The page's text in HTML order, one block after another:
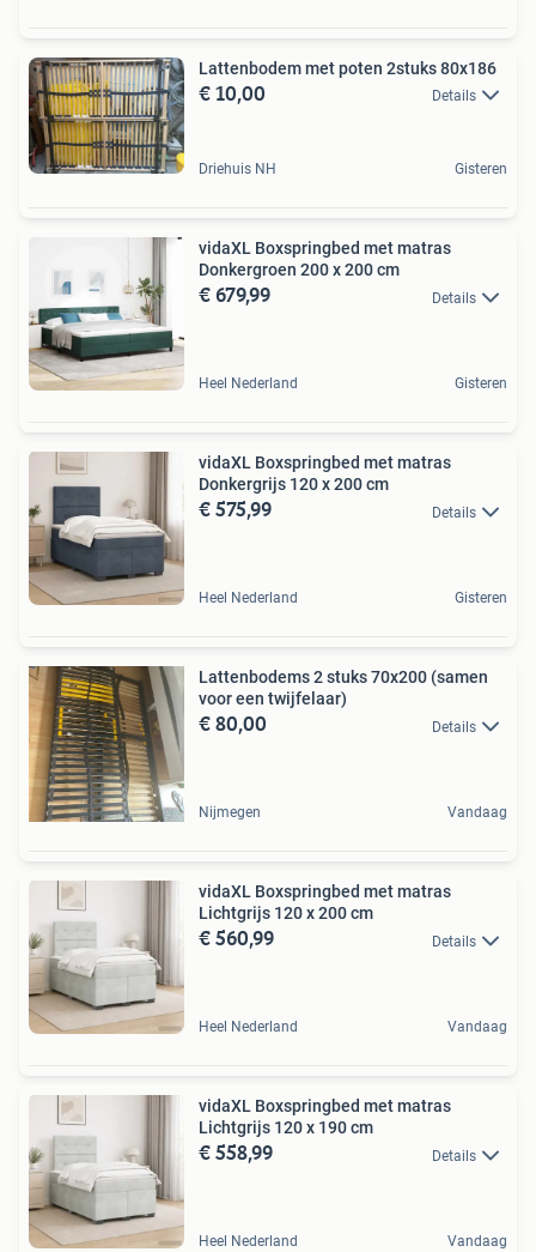
Lattenbodem met poten 2stuks 80x186
€ 10,00 Details
Driehuis NH Gisteren
vidaXL Boxspringbed met matras
Donkergroen 200 x 200 cm
€ 679,99 Details
Heel Nederland Gisteren
vidaXL Boxspringbed met matras
Donkergrijs 120 x 200 cm
€ 575,99 Details
Heel Nederland Gisteren
Lattenbodems 2 stuks 70x200 (samen
voor een twijfelaar)
€ 80,00 Details
Nijmegen Vandaag
vidaXL Boxspringbed met matras
Lichtgrijs 120 x 200 cm
€ 560,99 Details
Heel Nederland Vandaag
vidaXL Boxspringbed met matras
Lichtgrijs 120 x 190 cm
€ 558,99 Details
Heel Nederland Vandaag